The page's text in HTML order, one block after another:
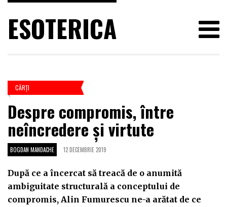
ESOTERICA
CĂRŢI
Despre compromis, între
neîncredere și virtute
BOGDAN MANDACHE 12 DECEMBRIE 2019
După ce a încercat să treacă de o anumită
ambiguitate structurală a conceptului de
compromis, Alin Fumurescu ne-a arătat de ce